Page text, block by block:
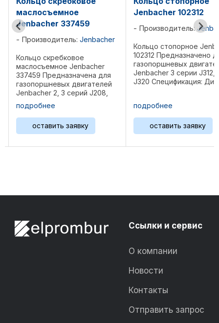
для
Jenbacher 102312
Производитель: Jenbacher
Кольцо стопорное Jenbacher
102312 Предназначено для
газопоршневых двигателей
Jenbacher 3 серии J312, J316,
J320 Спецификация: Диаметр
55 мм, толщина 2 мм. Вес 0,01
подробнее
оставить заявку
102131
О-кольцо
Предназначена
газопоршневых
Jenbacher 2, 3, 4,
J208, J312, J316,
120 мм, толщина
Материал NBR
подробнее
оставить
Ссылки и сервис
О компании
Новости
Контакты
Отправить запрос